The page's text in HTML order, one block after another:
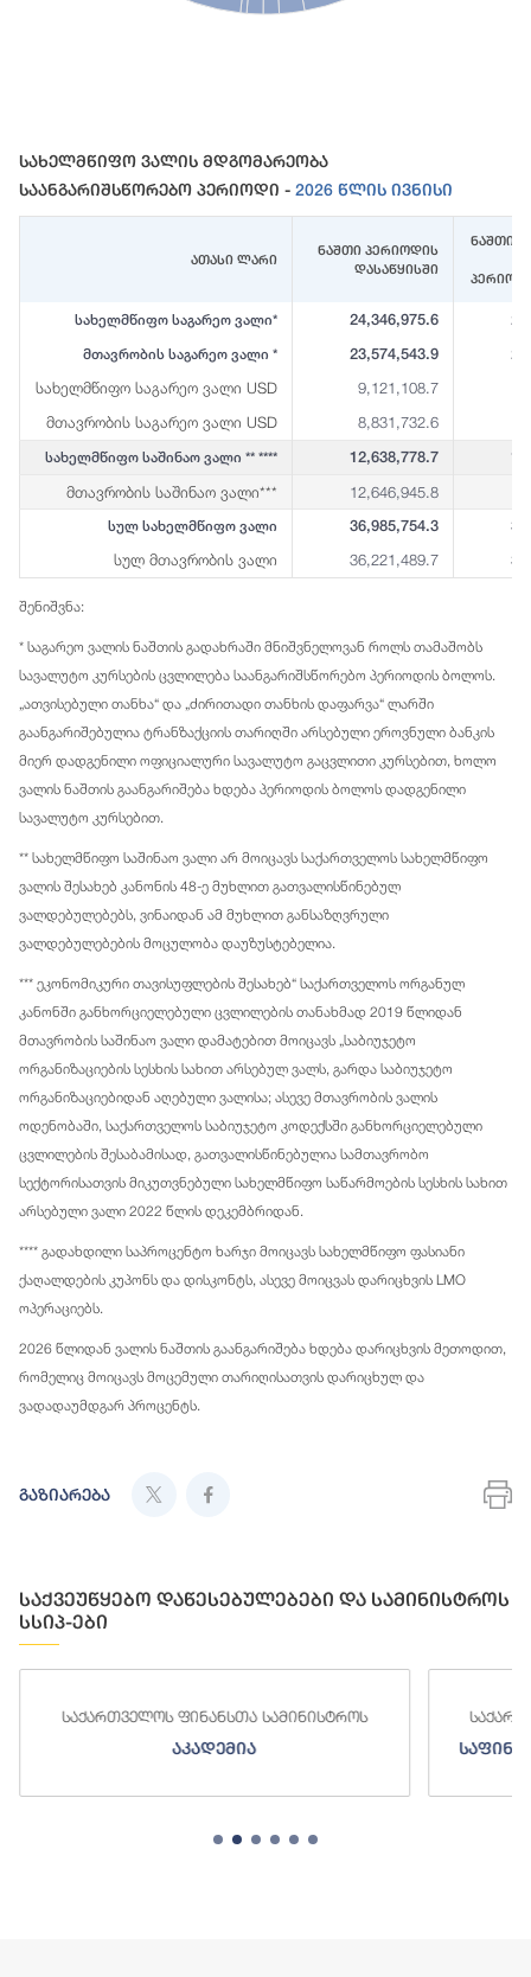
Სახელმწიფო Ვალის Მდგომარეობა
Საანგარიშსწორებო Პერიოდი - 2026 Წლის Ივნისი
ათასი ლარი
ნაშთი პერიოდის
დასაწყისში
ნაშთი
სახელმწიფო საგარეო ვალი* 24,346,975.6
მთავრობის საგარეო ვალი * 23,574,543.9
სახელმწიფო საგარეო ვალი USD 9,121,108.7
მთავრობის საგარეო ვალი USD
8,831,732.6
სახელმწიფო საშინაო ვალი ** **** 12,638,778.7
მთავრობის საშინაო ვალი*** 12,646,945.8
სულ სახელმწიფო ვალი 36,985,754.3
სულ მთავრობის ვალი 36,221,489.7
შენიშვნა:
* საგარეო ვალის ნაშთის გადახრაში მნიშვნელოვან როლს თამაშობს
სავალუტო კურსების ცვლილება საანგარიშსწორებო პერიოდის ბოლოს.
„ათვისებული თანხა“ და „ძირითადი თანხის დაფარვა“ ლარში
გაანგარიშებულია ტრანზაქციის თარიღში არსებული ეროვნული ბანკის
მიერ დადგენილი ოფიციალური სავალუტო გაცვლითი კურსებით, ხოლო
ვალის ნაშთის გაანგარიშება ხდება პერიოდის ბოლოს დადგენილი
სავალუტო კურსებით.
** სახელმწიფო საშინაო ვალი არ მოიცავს საქართველოს სახელმწიფო
ვალის შესახებ კანონის 48-ე მუხლით გათვალისწინებულ
ვალდებულებებს, ვინაიდან ამ მუხლით განსაზღვრული
ვალდებულებების მოცულობა დაუზუსტებელია.
*** ეკონომიკური თავისუფლების შესახებ“ საქართველოს ორგანულ
კანონში განხორციელებული ცვლილების თანახმად 2019 წლიდან
მთავრობის საშინაო ვალი დამატებით მოიცავს „საბიუჯეტო
ორგანიზაციების სესხის სახით არსებულ ვალს, გარდა საბიუჯეტო
ორგანიზაციებიდან აღებული ვალისა; ასევე მთავრობის ვალის
ოდენობაში, საქართველოს საბიუჯეტო კოდექსში განხორციელებული
ცვლილების შესაბამისად, გათვალისწინებულია სამთავრობო
სექტორისათვის მიკუთვნებული სახელმწიფო საწარმოების სესხის სახით
არსებული ვალი 2022 წლის დეკემბრიდან.
**** გადახდილი საპროცენტო ხარჯი მოიცავს სახელმწიფო ფასიანი
ქაღალდების კუპონს და დისკონტს, ასევე მოიცვას დარიცხვის LMO
ოპერაციებს.
2026 წლიდან ვალის ნაშთის გაანგარიშება ხდება დარიცხვის მეთოდით,
რომელიც მოიცავს მოცემული თარიღისათვის დარიცხულ და
ვადადაუმდგარ პროცენტს.
გაზიარება
საქვეუწყებო დაწესებულებები და სამინისტროს
სსიპ-ები
სამინისტროს
საქართველოს ფინანსთა
საფინანსო-ანალიტიკური